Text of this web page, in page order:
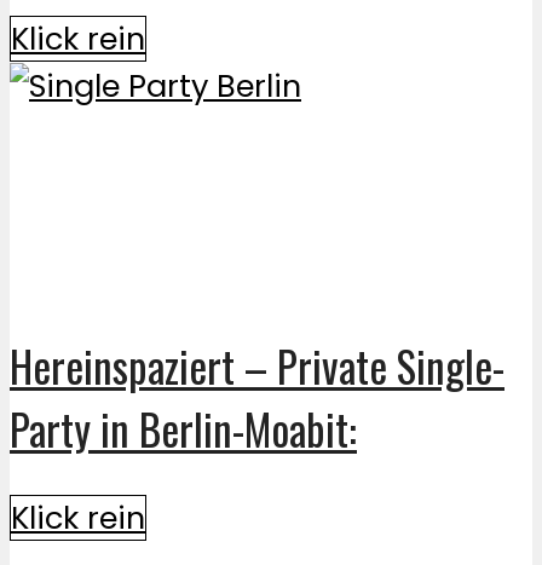
Klick rein
Hereinspaziert – Private Single-
Party in Berlin-Moabit:
Klick rein